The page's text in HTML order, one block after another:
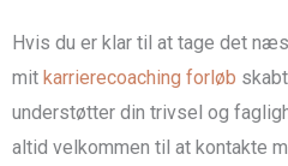
Hvis du er klar til at tage det
mit karrierecoaching forløb
understøtter din trivsel og
altid velkommen til at kontakte